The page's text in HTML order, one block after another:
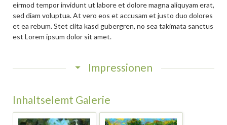
eirmod tempor invidunt ut labore et dolore magna aliquyam erat,
sed diam voluptua. At vero eos et accusam et justo duo dolores
et ea rebum. Stet clita kasd gubergren, no sea takimata sanctus
est Lorem ipsum dolor sit amet.
Impressionen
Inhaltselemt Galerie